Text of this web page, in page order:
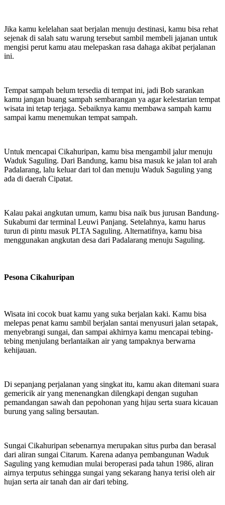
Jika kamu kelelahan saat berjalan menuju destinasi, kamu bisa rehat
sejenak di salah satu warung tersebut sambil membeli jajanan untuk
mengisi perut kamu atau melepaskan rasa dahaga akibat perjalanan
ini.
Tempat sampah belum tersedia di tempat ini, jadi Bob sarankan
kamu jangan buang sampah sembarangan ya agar kelestarian tempat
wisata ini tetap terjaga. Sebaiknya kamu membawa sampah kamu
sampai kamu menemukan tempat sampah.
Untuk mencapai Cikahuripan, kamu bisa mengambil jalur menuju
Waduk Saguling. Dari Bandung, kamu bisa masuk ke jalan tol arah
Padalarang, lalu keluar dari tol dan menuju Waduk Saguling yang
ada di daerah Cipatat.
Kalau pakai angkutan umum, kamu bisa naik bus jurusan Bandung-
Sukabumi dar terminal Leuwi Panjang. Setelahnya, kamu harus
turun di pintu masuk PLTA Saguling. Alternatifnya, kamu bisa
menggunakan angkutan desa dari Padalarang menuju Saguling.
Pesona Cikahuripan
Wisata ini cocok buat kamu yang suka berjalan kaki. Kamu bisa
melepas penat kamu sambil berjalan santai menyusuri jalan setapak,
menyebrangi sungai, dan sampai akhirnya kamu mencapai tebing-
tebing menjulang berlantaikan air yang tampaknya berwarna
kehijauan.
Di sepanjang perjalanan yang singkat itu, kamu akan ditemani suara
gemericik air yang menenangkan dilengkapi dengan suguhan
pemandangan sawah dan pepohonan yang hijau serta suara kicauan
burung yang saling bersautan.
Sungai Cikahuripan sebenarnya merupakan situs purba dan berasal
dari aliran sungai Citarum. Karena adanya pembangunan Waduk
Saguling yang kemudian mulai beroperasi pada tahun 1986, aliran
airnya terputus sehingga sungai yang sekarang hanya terisi oleh air
hujan serta air tanah dan air dari tebing.